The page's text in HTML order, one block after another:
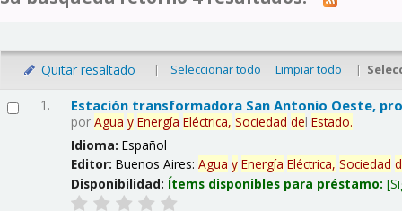
Quitar resaltado | Seleccionar todo Limpiar todo |
1. Estación transformadora San Antonio Oeste,
porAgua y Energía Eléctrica, Sociedad delEstado.
Idioma:Español
Editor:Buenos Aires:Agua y Energía Eléctrica, Sociedad
Disponibilidad: Ítems disponibles para préstamo: